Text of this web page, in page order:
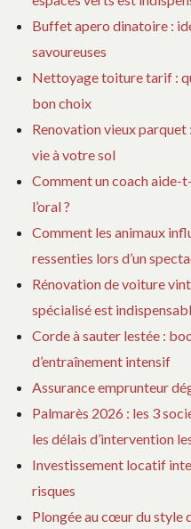
Buffet apero dinatoire :
savoureuses
Nettoyage toiture tarif :
bon choix
Renovation vieux
vie à votre sol
Comment un coach aide-
l’oral ?
Comment les animaux
ressenties lors d’un
Rénovation de voiture
spécialisé est
Corde à sauter lestée :
d’entraînement intensif
Assurance emprunteur
Palmarès 2026 : les 3
les délais d’intervention
Investissement locatif
risques
Plongée au cœur du style